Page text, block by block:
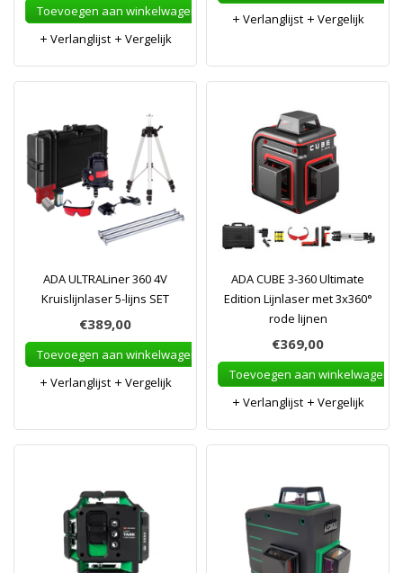
Toevoegen aan winkelwagen
Verlanglijst
Vergelijk
Verlanglijst
Vergelijk
ADA ULTRALiner 360 4V
Kruislijnlaser 5-lijns SET
€389,00
Toevoegen aan winkelwagen
Verlanglijst
Vergelijk
ADA CUBE 3-360 Ultimate
Edition Lijnlaser met 3x360°
rode lijnen
€369,00
Toevoegen aan winkelwagen
Verlanglijst
Vergelijk